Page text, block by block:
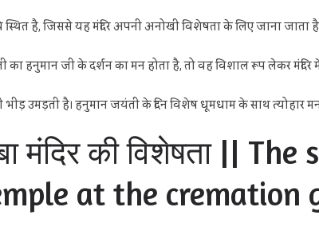
है, जिससे यह मंदिर अपनी अनोखी विशेषता के लिए जाना जाता
का हनुमान जी के दर्शन का मन होता है, तो वह विशाल रूप लेकर मंदिर
भीड़ उमड़ती है। हनुमान जयंती के दिन विशेष धूमधाम के साथ त्योहार
मंदिर की विशेषता ||
at the cremation